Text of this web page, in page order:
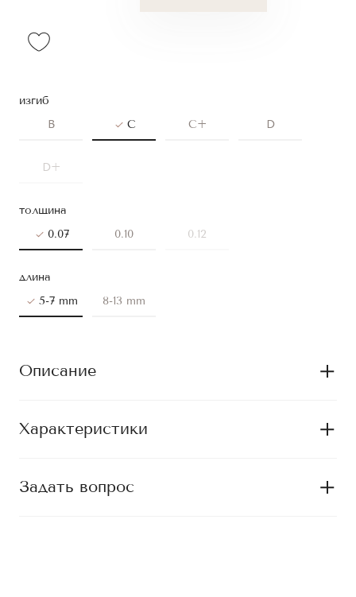
изгиб
B
C C+ D
D+
толщина
0.07
0.10 0.12
длина
5-7 mm
8-13 mm
Описание
Характеристики
Задать вопрос